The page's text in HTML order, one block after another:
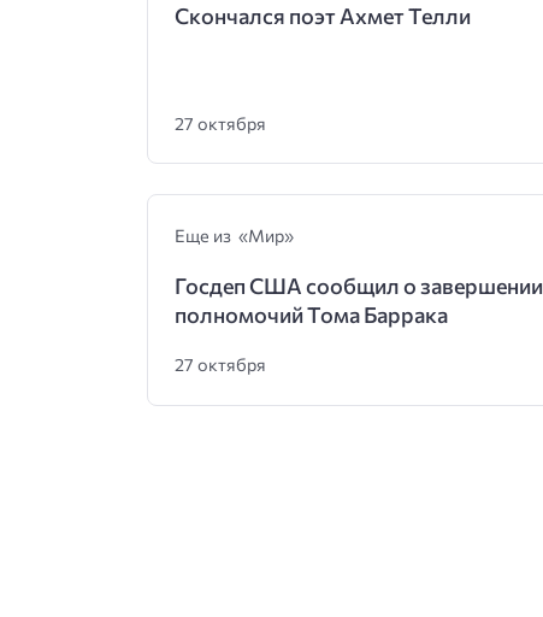
Скончался поэт Ахмет Телли
27 октября
Еще из «Мир»
Госдеп США сообщил о завершении
полномочий Тома Баррака
27 октября